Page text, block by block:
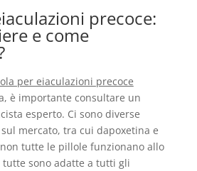
precoce:
e come
per eiaculazioni precoce
è importante consultare un
esperto. Ci sono diverse
mercato, tra cui dapoxetina e
tutte le pillole funzionano allo
tutte sono adatte a tutti gli